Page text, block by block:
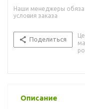
Наши менеджеры
условия заказа
Поделиться
Описание